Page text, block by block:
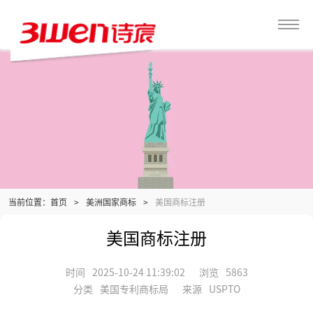
当前位置： 首页 > 美洲国家商标 > 美国商标注册
美国商标注册
时间 2025-10-24 11:39:02 浏览 5863
分类 美国专利商标局 来源 USPTO